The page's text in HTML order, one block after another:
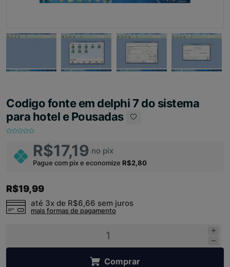
Codigo fonte em delphi 7 do sistema
para hotel e Pousadas
R$17,19 no pix
Pague com pix e economize R$2,80
R$19,99
até 3x de R$6,66 sem juros
mais formas de pagamento
Comprar